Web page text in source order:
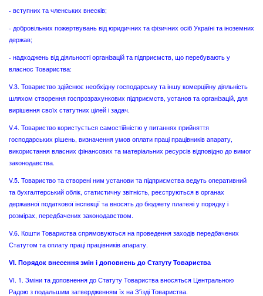
- вступних та членських внесків;
- добровільних пожертвувань від юридичних та фізичних осіб Україні та іноземних
держав;
- надходжень від діяльності організацій та підприємств, що перебувають у
власнос Товариства:
V.3. Товариство здійснює необхідну господарську та іншу комерційну діяльність
шляхом створення госпрозрахункових підприємств, установ та організацій, для
вирішення своїх статутних цілей і задач.
V.4. Товариство користується самостійністю у питаннях прийняття
господарських рішень, визначення умов оплати праці працівників апарату,
використання власних фінансових та матеріальних ресурсів відповідно до вимог
законодавства.
V.5. Товариство та створені ним установи та підприємства ведуть оперативний
та бухгалтерський облік, статистичну звітність, реєструються в органах
державної податкової інспекції та вносять до бюджету платежі у порядку і
розмірах, передбачених законодавством.
V.6. Кошти Товариства спрямовуються на проведення заходів передбачених
Статутом та оплату праці працівників апарату.
VI. Порядок внесення змін і доповнень до Статуту Товариства
VI. 1. Зміни та доповнення до Статуту Товариства вносяться Центральною
Радою з подальшим затвердженням їх на З'їзді Товариства.